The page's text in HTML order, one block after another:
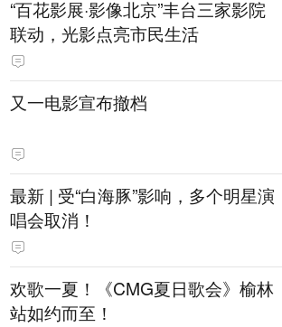
“百花影展·影像北京”丰台三家影院
联动，光影点亮市民生活
又一电影宣布撤档
最新 | 受“白海豚”影响，多个明星演
唱会取消！
欢歌一夏！《CMG夏日歌会》榆林
站如约而至！